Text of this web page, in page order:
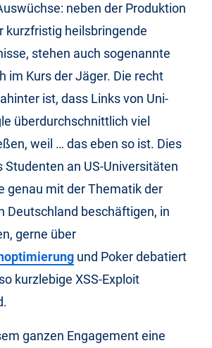
neben der Produktion
kurzfristig heilsbringende
stehen auch sogenannte
im Kurs der Jäger. Die recht
ist, dass Links von Uni-
überdurchschnittlich viel
weil … das eben so ist. Dies
Studenten an US-Universitäten
genau mit der Thematik der
Deutschland beschäftigen, in
gerne über
und Poker debatiert
kurzlebige XSS-Exploit
ganzen Engagement eine